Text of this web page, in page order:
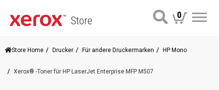
Store 0
Store Home Drucker Für andere Druckermarken HP Mono
Xerox® -Toner für HP LaserJet Enterprise MFP M507